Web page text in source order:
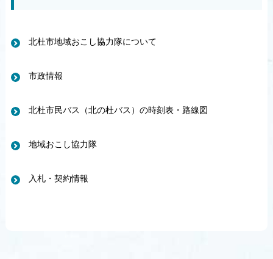
北杜市地域おこし協力隊について
市政情報
北杜市民バス（北の杜バス）の時刻表・路線図
地域おこし協力隊
入札・契約情報